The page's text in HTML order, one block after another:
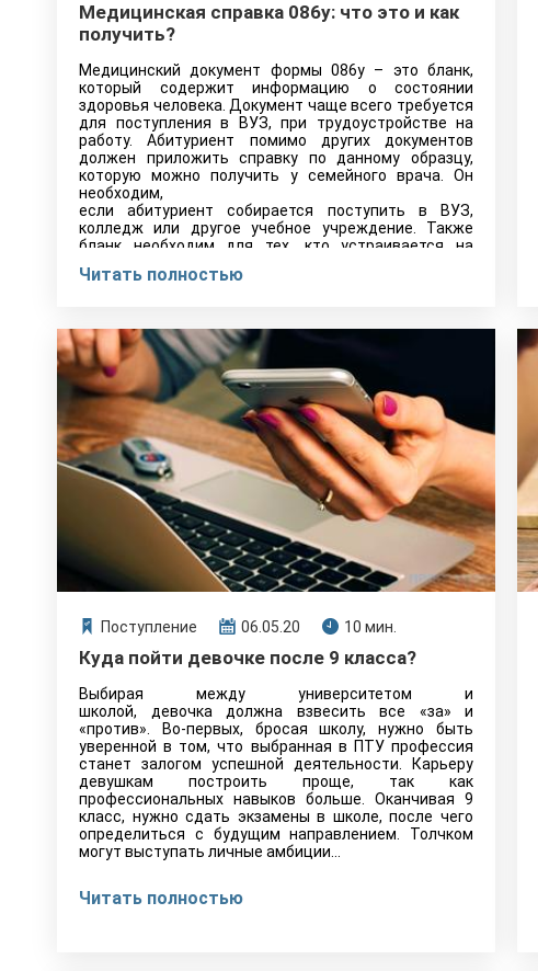
Медицинская справка 086у: что это и как
получить?
Медицинский документ формы 086у – это бланк,
который содержит информацию о состоянии
здоровья человека. Документ чаще всего требуется
для поступления в ВУЗ, при трудоустройстве на
работу. Абитуриент помимо других документов
должен приложить справку по данному образцу,
которую можно получить у семейного врача. Он
необходим,
если абитуриент собирается поступить в ВУЗ,
колледж или другое учебное учреждение. Также
бланк необходим для тех, кто устраивается на
Читать полностью
Поступление 06.05.20 10 мин.
Куда пойти девочке после 9 класса?
Выбирая между университетом и
школой, девочка должна взвесить все «за» и
«против». Во-первых, бросая школу, нужно быть
уверенной в том, что выбранная в ПТУ профессия
станет залогом успешной деятельности. Карьеру
девушкам построить проще, так как
профессиональных навыков больше. Оканчивая 9
класс, нужно сдать экзамены в школе, после чего
определиться с будущим направлением. Толчком
могут выступать личные амбиции...
Читать полностью